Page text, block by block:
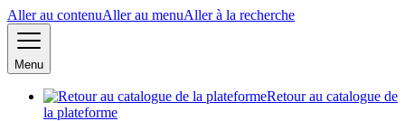
Aller au contenuAller au menuAller à la recherche
Menu
Retour au catalogue de
la plateforme